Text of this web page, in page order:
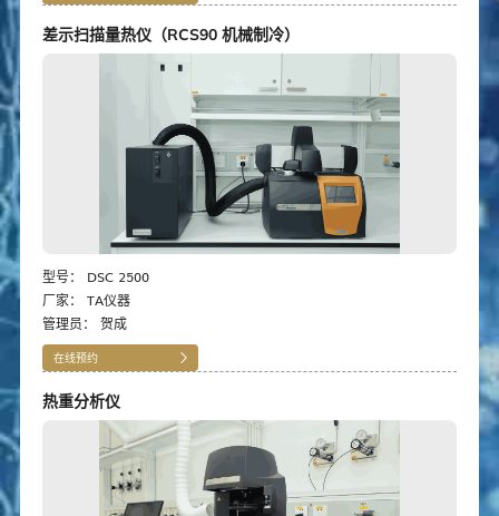
差示扫描量热仪（RCS90 机械制冷）
型号： DSC 2500
厂家： TA仪器
管理员： 贺成
在线预约
热重分析仪